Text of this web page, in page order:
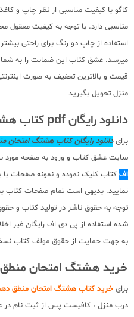
کاگو با کیفیت مناسبی از نظر چاپ و
مناسبی دارد. با توجه به کیفیت معقول
استفاده از چاپ دو رنگ برای راحتی
میرسد. عشق کتاب این ضمانت را به شما
قیمت و بالاترین تخفیف به صورت
منزل تحویل بگیرید
دانلود رایگان pdf کتاب هشتگ امتحان منطق کاگو
برایدانلود رایگان کتاب هشتگ امتحان
سایت عشق کتاب و ورود به صفحه مورد
اف کتاب کلیک نموده و نمونه صفحات با
توجه به حقوق ناشر در تولید کتاب و
شده استفاده از پی دی اف رایگان غیر
به جهت حمایت از حقوق مولف کتاب
خرید هشتگ امتحان منطق
برای خرید کتاب هشتگ امتحان منطق
درب منزل ، کافیست پس از ثبت نام در